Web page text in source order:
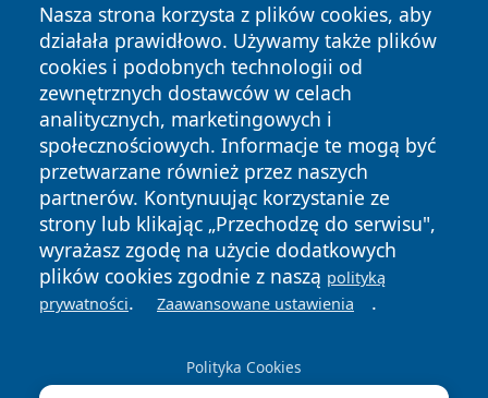
Nasza strona korzysta z plików cookies, aby
działała prawidłowo. Używamy także plików
cookies i podobnych technologii od
zewnętrznych dostawców w celach
analitycznych, marketingowych i
społecznościowych. Informacje te mogą być
przetwarzane również przez naszych
partnerów. Kontynuując korzystanie ze
strony lub klikając „Przechodzę do serwisu",
wyrażasz zgodę na użycie dodatkowych
plików cookies zgodnie z naszą polityką
prywatności. Zaawansowane ustawienia .
Polityka Cookies
Copyright © 2026 piekaryonline.pl Wszystkie prawa
zastrzeżone.
News Autorzy
Polityka
Prywatności
Polityka
Cookies